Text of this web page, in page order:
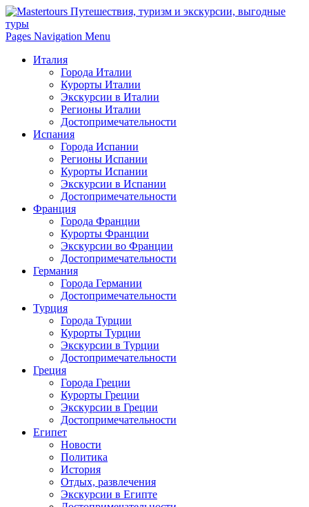
Pages Navigation Menu
Италия
Города Италии
Курорты Италии
Экскурсии в Италии
Регионы Италии
Достопримечательности
Испания
Города Испании
Регионы Испании
Курорты Испании
Экскурсии в Испании
Достопримечательности
Франция
Города Франции
Курорты Франции
Экскурсии во Франции
Достопримечательности
Германия
Города Германии
Достопримечательности
Турция
Города Турции
Курорты Турции
Экскурсии в Турции
Достопримечательности
Греция
Города Греции
Курорты Греции
Экскурсии в Греции
Достопримечательности
Египет
Новости
Политика
История
Отдых, развлечения
Экскурсии в Египте